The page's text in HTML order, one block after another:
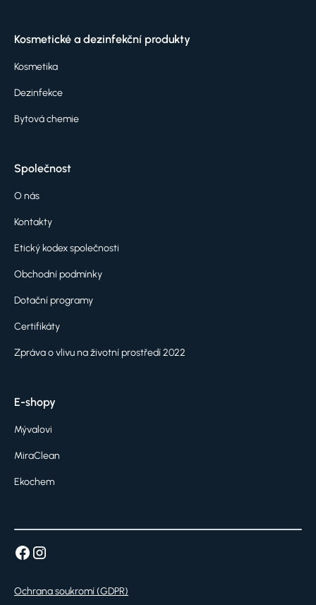
Kosmetické a dezinfekční produkty
Kosmetika
Dezinfekce
Bytová chemie
Společnost
O nás
Kontakty
Etický kodex společnosti
Obchodní podmínky
Dotační programy
Certifikáty
Zpráva o vlivu na životní prostředí 2022
E-shopy
Mývalovi
MiraClean
Ekochem
Ochrana soukromí (GDPR)